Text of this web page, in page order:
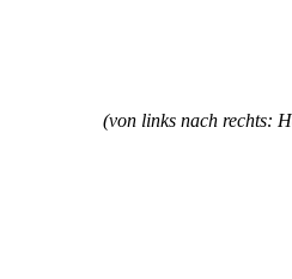
(von links nach rechts: